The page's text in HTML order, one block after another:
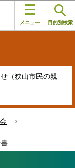
メニュー 目的別検索
（狭山市民の親